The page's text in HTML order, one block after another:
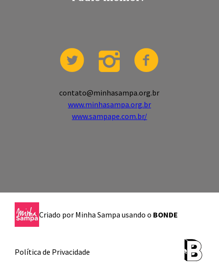
contato@minhasampa.org.br
www.minhasampa.org.br
www.sampape.com.br/
Criado por Minha Sampa usando o BONDE
Política de Privacidade